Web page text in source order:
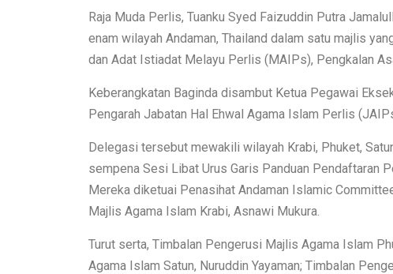
Raja Muda Perlis, Tuanku Syed Faizuddin Putra
enam wilayah Andaman, Thailand dalam satu majlis
dan Adat Istiadat Melayu Perlis (MAIPs), Pengkalan
Keberangkatan Baginda disambut Ketua Pegawai
Pengarah Jabatan Hal Ehwal Agama Islam Perlis
Delegasi tersebut mewakili wilayah Krabi, Phuket,
sempena Sesi Libat Urus Garis Panduan Pendaftaran
Mereka diketuai Penasihat Andaman Islamic
Majlis Agama Islam Krabi, Asnawi Mukura.
Turut serta, Timbalan Pengerusi Majlis Agama Islam
Agama Islam Satun, Nuruddin Yayaman; Timbalan